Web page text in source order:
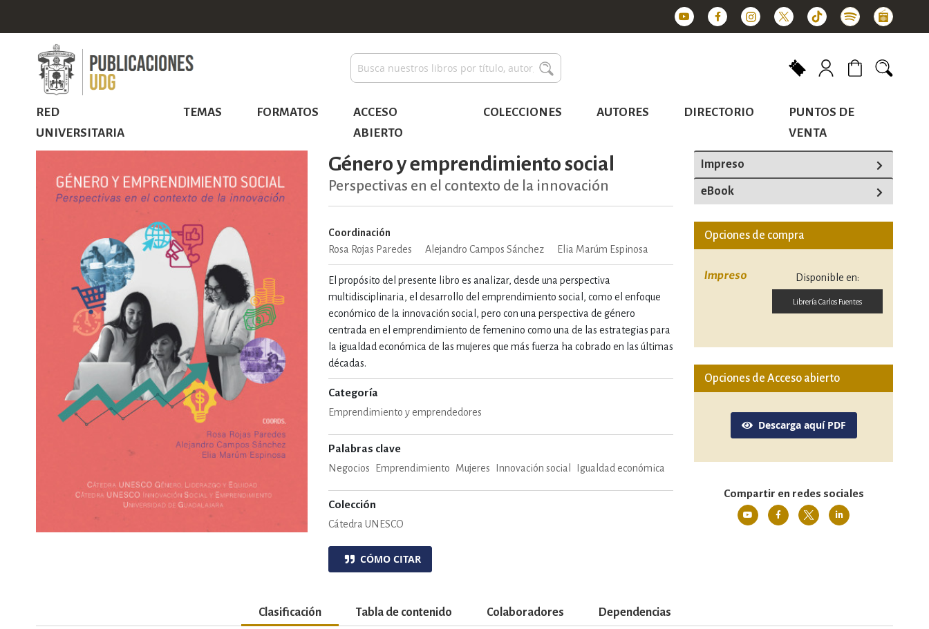
Buscar
RED
UNIVERSITARIA
TEMAS FORMATOS
ACCESO
ABIERTO
COLECCIONES AUTORES DIRECTORIO
PUNTOS DE
VENTA
Género y emprendimiento social
Perspectivas en el contexto de la innovación
Coordinación
Rosa Rojas Paredes
Alejandro Campos Sánchez Elia Marúm Espinosa
El propósito del presente libro es analizar, desde una perspectiva
multidisciplinaria, el desarrollo del emprendimiento social, como el enfoque
económico de la innovación social, pero con una perspectiva de género
centrada en el emprendimiento de femenino como una de las estrategias para
la igualdad económica de las mujeres que más fuerza ha cobrado en las últimas
décadas.
Categoría
Emprendimiento y emprendedores
Palabras clave
Negocios Emprendimiento Mujeres Innovación social Igualdad económica
Colección
Cátedra UNESCO
CÓMO CITAR
Impreso
eBook
Opciones de compra
Impreso Disponible en:
Librería Carlos Fuentes
Opciones de Acceso abierto
Descarga aquí PDF
Compartir en redes sociales
Clasificación Tabla de contenido Colaboradores Dependencias